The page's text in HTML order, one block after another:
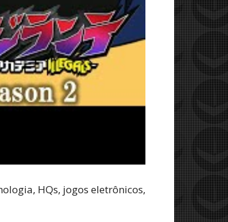
HQs, jogos eletrônicos,